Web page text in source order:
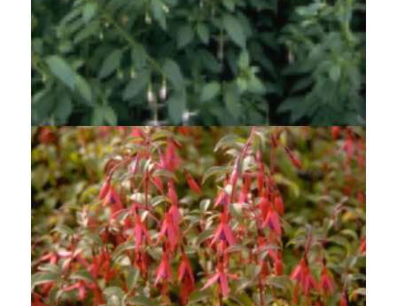
Bellenplant
Fuchsia magellanica var. molinae